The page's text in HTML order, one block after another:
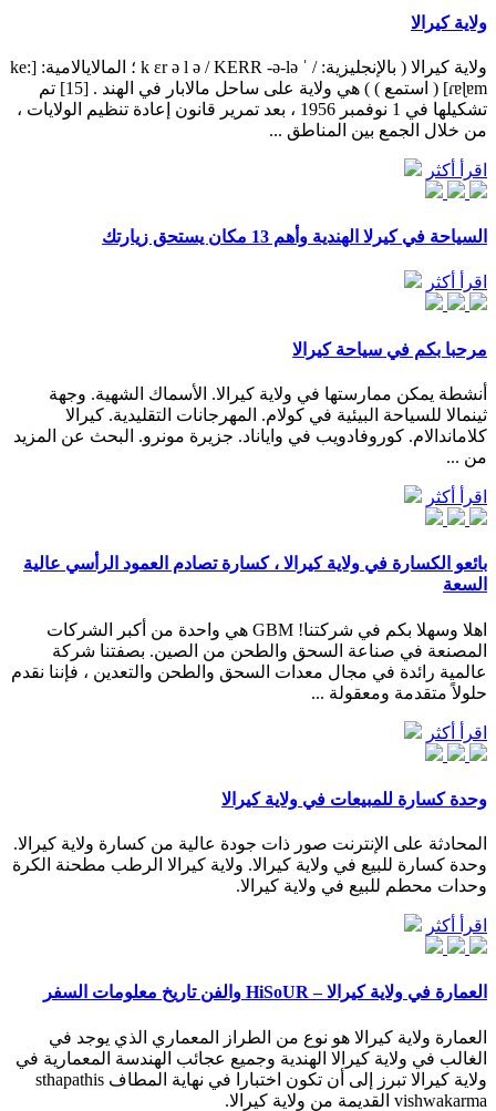
ولاية كيرالا
ولاية كيرالا ( بالإنجليزية: / ˈ k ɛr ə l ə / KERR -ə-lə ؛ المالايالامية: [ke:
ɾɐɭɐm] ( استمع ) ) هي ولاية على ساحل مالابار في الهند . [15] تم
تشكيلها في 1 نوفمبر 1956 ، بعد تمرير قانون إعادة تنظيم الولايات ،
من خلال الجمع بين المناطق ...
اقرأ أكثر
السياحة في كيرلا الهندية وأهم 13 مكان يستحق زيارتك
اقرأ أكثر
مرحبا بكم في سياحة كيرالا
أنشطة يمكن ممارستها في ولاية كيرالا. الأسماك الشهية. وجهة
ثينمالا للسياحة البيئية في كولام. المهرجانات التقليدية. كيرالا
كلاماندالام. كوروفادويب في واياناد. جزيرة مونرو. البحث عن المزيد
من ...
اقرأ أكثر
بائعو الكسارة في ولاية كيرالا ، كسارة تصادم العمود الرأسي عالية
السعة
اهلا وسهلا بكم في شركتنا! GBM هي واحدة من أكبر الشركات
المصنعة في صناعة السحق والطحن من الصين. بصفتنا شركة
عالمية رائدة في مجال معدات السحق والطحن والتعدين ، فإننا نقدم
حلولاً متقدمة ومعقولة ...
اقرأ أكثر
وحدة كسارة للمبيعات في ولاية كيرالا
المحادثة على الإنترنت صور ذات جودة عالية من كسارة ولاية كيرالا.
وحدة كسارة للبيع في ولاية كيرالا. ولاية كيرالا الرطب مطحنة الكرة
وحدات محطم للبيع في ولاية كيرالا.
اقرأ أكثر
العمارة في ولاية كيرالا – HiSoUR والفن تاريخ معلومات السفر
العمارة ولاية كيرالا هو نوع من الطراز المعماري الذي يوجد في
الغالب في ولاية كيرالا الهندية وجميع عجائب الهندسة المعمارية في
ولاية كيرالا تبرز إلى أن تكون اختبارا في نهاية المطاف sthapathis
vishwakarma القديمة من ولاية كيرالا.